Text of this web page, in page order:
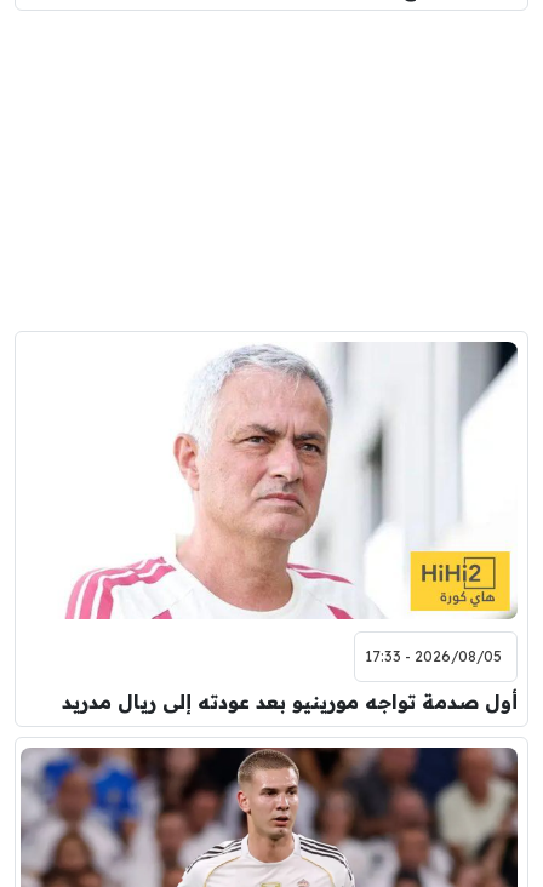
2026/08/05 - 17:33
أول صدمة تواجه مورينيو بعد عودته إلى ريال مدريد